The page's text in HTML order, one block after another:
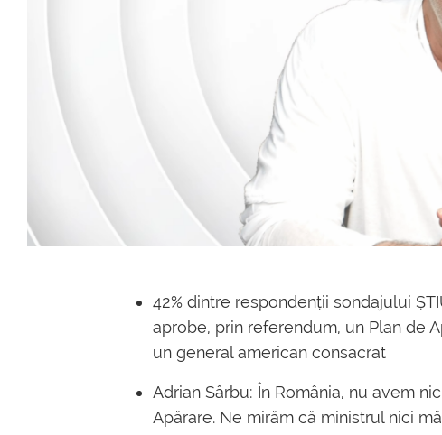
42% dintre respondenții sondajului
aprobe, prin referendum, un Plan de
un general american consacrat
Adrian Sârbu: În România, nu avem
Apărare. Ne mirăm că ministrul nici